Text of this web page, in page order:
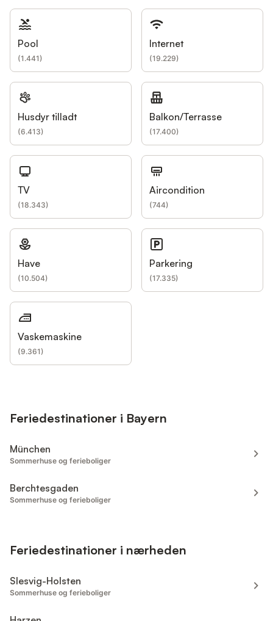
Pool
(1.441)
Internet
(19.229)
Husdyr tilladt
(6.413)
Balkon/Terrasse
(17.400)
TV
(18.343)
Aircondition
(744)
Have
(10.504)
Parkering
(17.335)
Vaskemaskine
(9.361)
Feriedestinationer i Bayern
München
Sommerhuse og ferieboliger
Berchtesgaden
Sommerhuse og ferieboliger
Feriedestinationer i nærheden
Slesvig-Holsten
Sommerhuse og ferieboliger